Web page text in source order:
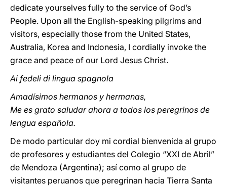
dedicate yourselves fully to the service of God’s
People. Upon all the English-speaking pilgrims and
visitors, especially those from the United States,
Australia, Korea and Indonesia, I cordially invoke the
grace and peace of our Lord Jesus Christ.
Ai fedeli di lingua spagnola
Amadísimos hermanos y hermanas,
Me es grato saludar ahora a todos los peregrinos de
lengua española.
De modo particular doy mi cordial bienvenida al grupo
de profesores y estudiantes del Colegio “XXI de Abril”
de Mendoza (Argentina); así como al grupo de
visitantes peruanos que peregrinan hacia Tierra Santa